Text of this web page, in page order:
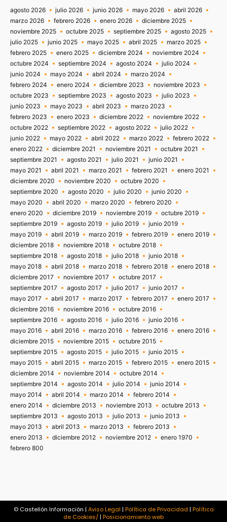
agosto 2026 julio 2026 junio 2026 mayo 2026
abril 2026
marzo 2026
febrero 2026 enero 2026
diciembre 2025
noviembre 2025
octubre 2025 septiembre 2025
agosto 2025
julio 2025
junio 2025 mayo 2025 abril 2025
marzo 2025
febrero 2025
enero 2025 diciembre 2024
noviembre 2024
octubre 2024
septiembre 2024 agosto 2024
julio 2024
junio 2024
mayo 2024 abril 2024
marzo 2024
febrero 2024
enero 2024 diciembre 2023
noviembre 2023
octubre 2023
septiembre 2023 agosto 2023
julio 2023
junio 2023
mayo 2023 abril 2023
marzo 2023
febrero 2023
enero 2023 diciembre 2022
noviembre 2022
octubre 2022
septiembre 2022 agosto 2022
julio 2022
junio 2022
mayo 2022 abril 2022 marzo 2022
febrero 2022
enero 2022
diciembre 2021 noviembre 2021
octubre 2021
septiembre 2021
agosto 2021 julio 2021
junio 2021
mayo 2021
abril 2021 marzo 2021 febrero 2021
enero 2021
diciembre 2020
noviembre 2020
octubre 2020
septiembre 2020
agosto 2020 julio 2020
junio 2020
mayo 2020
abril 2020 marzo 2020
febrero 2020
enero 2020
diciembre 2019 noviembre 2019
octubre 2019
septiembre 2019
agosto 2019 julio 2019
junio 2019
mayo 2019
abril 2019 marzo 2019 febrero 2019
enero 2019
diciembre 2018
noviembre 2018
octubre 2018
septiembre 2018
agosto 2018 julio 2018
junio 2018
mayo 2018
abril 2018 marzo 2018 febrero 2018
enero 2018
diciembre 2017
noviembre 2017
octubre 2017
septiembre 2017
agosto 2017 julio 2017
junio 2017
mayo 2017
abril 2017 marzo 2017 febrero 2017
enero 2017
diciembre 2016
noviembre 2016
octubre 2016
septiembre 2016
agosto 2016 julio 2016
junio 2016
mayo 2016
abril 2016 marzo 2016 febrero 2016
enero 2016
diciembre 2015
noviembre 2015
octubre 2015
septiembre 2015
agosto 2015 julio 2015
junio 2015
mayo 2015
abril 2015 marzo 2015 febrero 2015
enero 2015
diciembre 2014
noviembre 2014
octubre 2014
septiembre 2014
agosto 2014 julio 2014
junio 2014
mayo 2014
abril 2014 marzo 2014
febrero 2014
enero 2014
diciembre 2013 noviembre 2013
octubre 2013
septiembre 2013
agosto 2013 julio 2013
junio 2013
mayo 2013
abril 2013 marzo 2013
febrero 2013
enero 2013
diciembre 2012 noviembre 2012
enero 1970
febrero 800
© Castellón Información | Aviso Legal | Política de Privacidad | Política
de Cookies/| Posicionamiento web